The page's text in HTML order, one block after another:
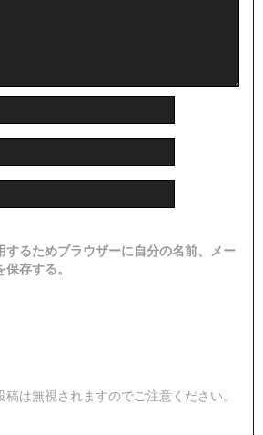
するためブラウザーに自分の名前、メー
存する。
は無視されますのでご注意ください。